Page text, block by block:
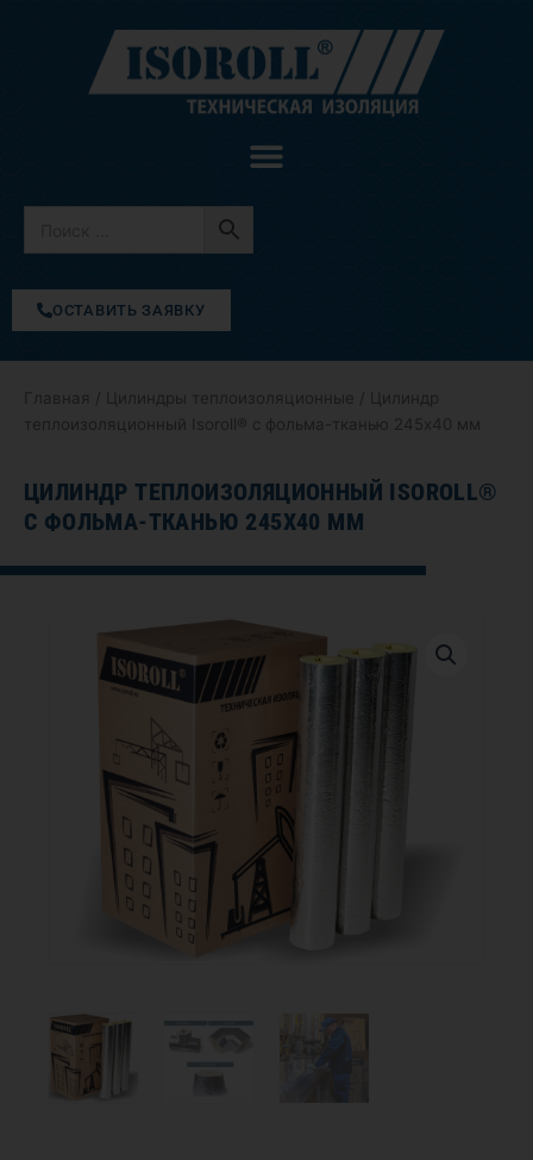
содержимому
ОСТАВИТЬ ЗАЯВКУ
Главная Цилиндры теплоизоляционные / Цилиндр
теплоизоляционный Isoroll® с фольма-тканью 245х40 мм
ЦИЛИНДР ТЕПЛОИЗОЛЯЦИОННЫЙ ISOROLL®
С ФОЛЬМА-ТКАНЬЮ 245Х40 ММ